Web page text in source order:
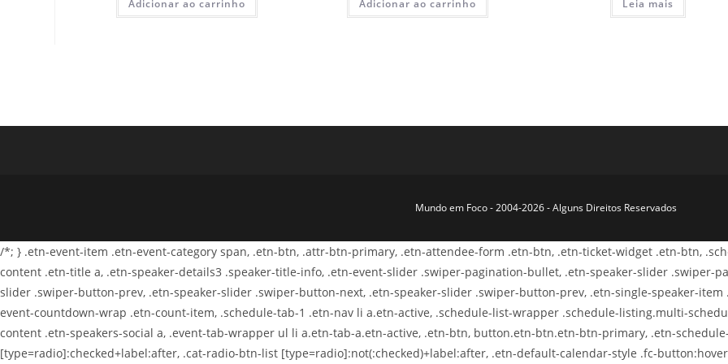
Adicionar ao carrinho Adicionar ao carrinho Leia mais
Mundo em Foco - 2004-2026 - Alguns Direitos Reservados
/*; } .etn-event-item .etn-event-category span, .etn-btn, .attr-btn-primary, .etn-attendee-form .etn-btn, .etn-ticket-widget .etn-btn,
content .etn-title a, .etn-speaker-details3 .speaker-title-info, .etn-event-slider .swiper-pagination-bullet, .etn-speaker-slider .swiper-
slider .swiper-button-prev, .etn-speaker-slider .swiper-button-next, .etn-speaker-slider .swiper-button-prev, .etn-single-speaker-
event-countdown-wrap .etn-count-item, .schedule-tab-1 .etn-nav li a.etn-active, .schedule-list-wrapper .schedule-listing.multi-
content .etn-speakers-social a, .event-tab-wrapper ul li a.etn-tab-a.etn-active, .etn-btn, button.etn-btn.etn-btn-primary, .etn-
[type=radio]:checked+label:after, .cat-radio-btn-list [type=radio]:not(:checked)+label:after, .etn-default-calendar-style .fc-